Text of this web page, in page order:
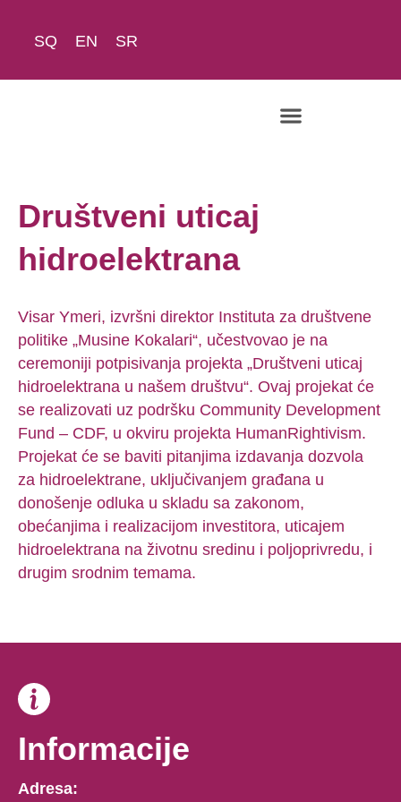
SQ EN SR
Društveni uticaj
hidroelektrana
Visar Ymeri, izvršni direktor Instituta za društvene
politike „Musine Kokalari“, učestvovao je na
ceremoniji potpisivanja projekta „Društveni uticaj
hidroelektrana u našem društvu“. Ovaj projekat će
se realizovati uz podršku Community Development
Fund – CDF, u okviru projekta HumanRightivism.
Projekat će se baviti pitanjima izdavanja dozvola
za hidroelektrane, uključivanjem građana u
donošenje odluka u skladu sa zakonom,
obećanjima i realizacijom investitora, uticajem
hidroelektrana na životnu sredinu i poljoprivredu, i
drugim srodnim temama.
Informacije
Adresa: